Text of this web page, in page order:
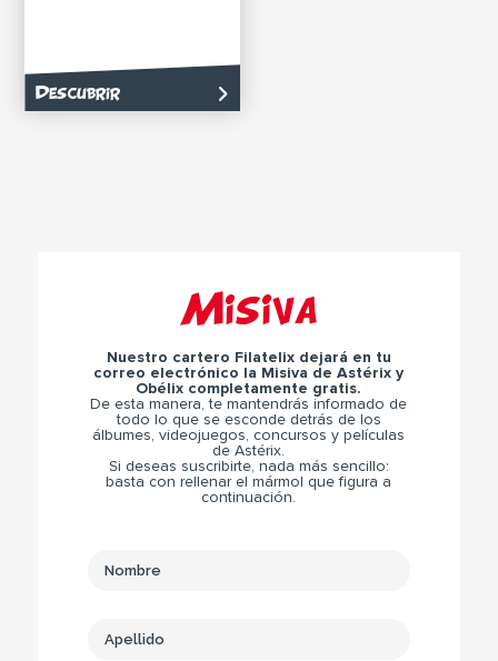
Descubrir
Misiva
Nuestro cartero Filatelix dejará en tu
correo electrónico la Misiva de Astérix y
Obélix completamente gratis.
De esta manera, te mantendrás informado de
todo lo que se esconde detrás de los
álbumes, videojuegos, concursos y películas
de Astérix.
Si deseas suscribirte, nada más sencillo:
basta con rellenar el mármol que figura a
continuación.